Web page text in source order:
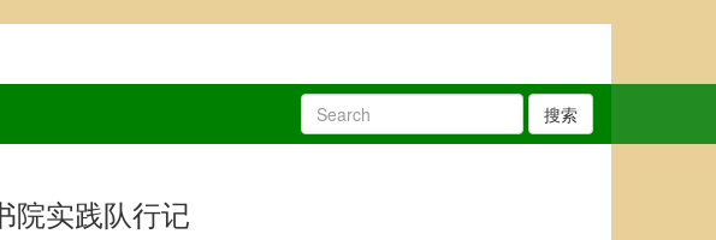
搜索
院实践队行记